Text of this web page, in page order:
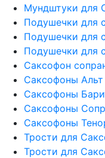
Мундштуки для
Подушечки для
Подушечки для
Подушечки для
Саксофон
Саксофоны Альт
Саксофоны
Саксофоны
Саксофоны
Трости для
Трости для